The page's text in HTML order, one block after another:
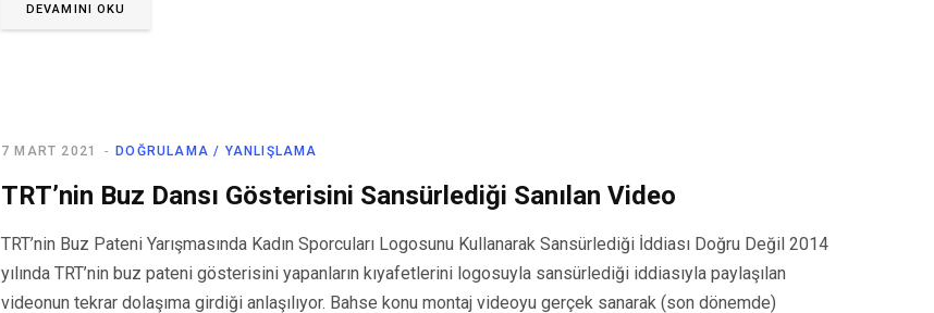
DEVAMINI OKU
DOĞRULAMA / YANLIŞLAMA
7 MART 2021
TRT’nin Buz Dansı Gösterisini Sansürlediği Sanılan Video
TRT’nin Buz Pateni Yarışmasında Kadın Sporcuları Logosunu Kullanarak Sansürlediği İddiası Doğru Değil 2014
yılında TRT’nin buz pateni gösterisini yapanların kıyafetlerini logosuyla sansürlediği iddiasıyla paylaşılan
videonun tekrar dolaşıma girdiği anlaşılıyor. Bahse konu montaj videoyu gerçek sanarak (son dönemde)